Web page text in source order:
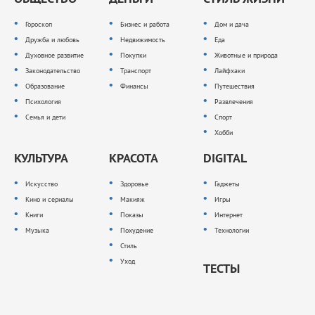
Гороскоп
Дружба и любовь
Духовное развитие
Законодательство
Образование
Психология
Семья и дети
Бизнес и работа
Недвижимость
Покупки
Транспорт
Финансы
Дом и дача
Еда
Животные и природа
Лайфхаки
Путешествия
Развлечения
Спорт
Хобби
КУЛЬТУРА
Искусство
Кино и сериалы
Книги
Музыка
КРАСОТА
Здоровье
Макияж
Показы
Похудение
Стиль
Уход
DIGITAL
Гаджеты
Игры
Интернет
Технологии
ТЕСТЫ